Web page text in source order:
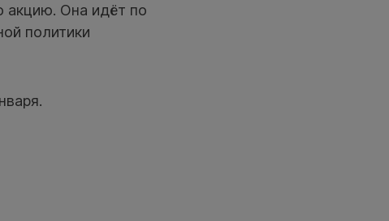
акцию. Она идёт по
политики